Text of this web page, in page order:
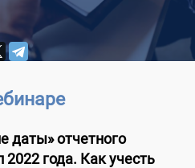
даты» отчетного
2022 года. Как учесть